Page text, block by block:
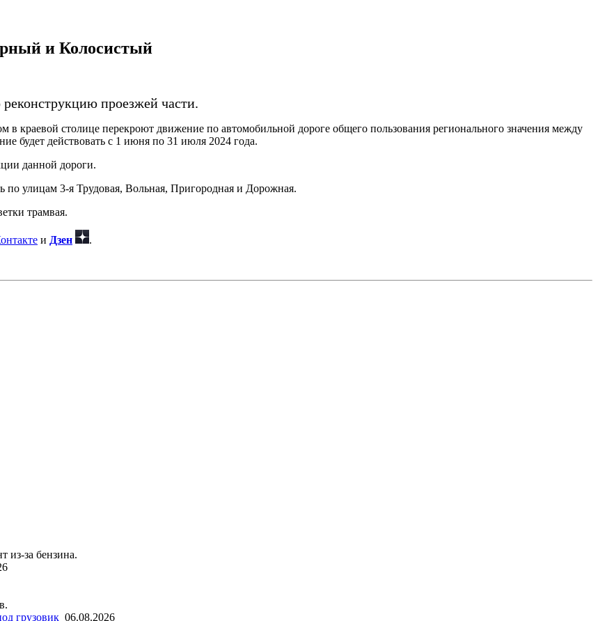
и Колосистый
проезжей части.
в краевой столице перекроют движение по автомобильной дороге общего пользования регионального значения между
будет действовать с 1 июня по 31 июля 2024 года.
данной дороги.
по улицам 3-я Трудовая, Вольная, Пригородная и Дорожная.
трамвая.
и Дзен .
из-за бензина.
грузовик 06.08.2026